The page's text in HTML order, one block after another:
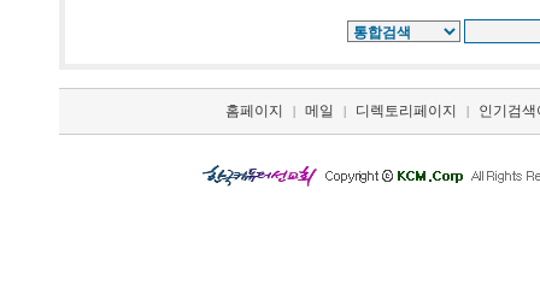
홈페이지 | 메일 | 디렉토리페이지 | 인기검색